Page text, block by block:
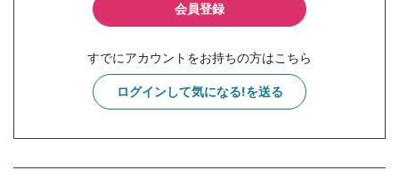
会員登録
すでにアカウントをお持ちの方はこちら
ログインして気になる!を送る